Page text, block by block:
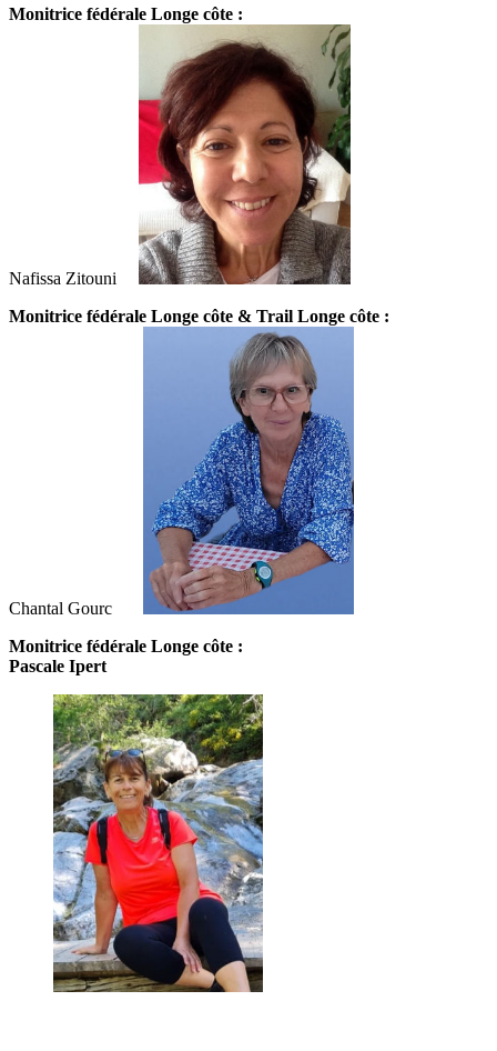
Monitrice fédérale Longe côte :
Nafissa Zitouni
Monitrice fédérale Longe côte & Trail Longe côte :
Chantal Gourc
Monitrice fédérale Longe côte :
Pascale Ipert